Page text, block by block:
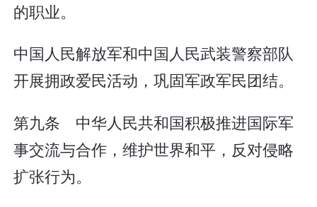
的职业。
中国人民解放军和中国人民武装警察部队
开展拥政爱民活动，巩固军政军民团结。
第九条 中华人民共和国积极推进国际军
事交流与合作，维护世界和平，反对侵略
扩张行为。